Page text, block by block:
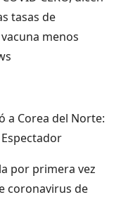
tasas de
menos
a Corea del Norte:
por primera vez
coronavirus de